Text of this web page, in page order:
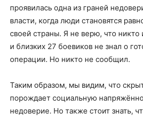
проявилась одна из граней
власти, когда люди становятся
своей страны. Я не верю, что никто
и близких 27 боевиков не знал о
операции. Но никто не сообщил.
Таким образом, мы видим, что
порождает социальную
недоверие. Но также стоит знать,